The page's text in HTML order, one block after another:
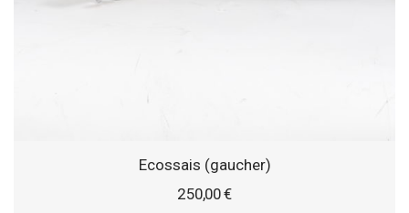
Ecossais (gaucher)
250,00€